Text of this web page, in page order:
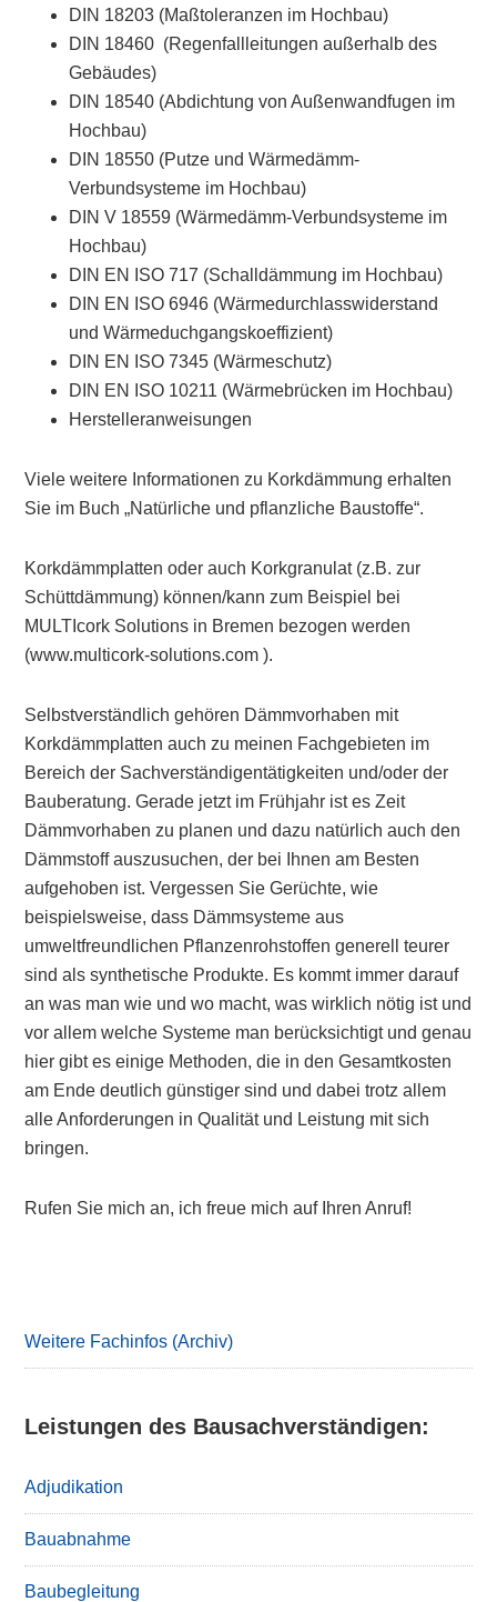
DIN 18203 (Maßtoleranzen im Hochbau)
DIN 18460 (Regenfallleitungen außerhalb des
Gebäudes)
DIN 18540 (Abdichtung von Außenwandfugen im
Hochbau)
DIN 18550 (Putze und Wärmedämm-
Verbundsysteme im Hochbau)
DIN V 18559 (Wärmedämm-Verbundsysteme im
Hochbau)
DIN EN ISO 717 (Schalldämmung im Hochbau)
DIN EN ISO 6946 (Wärmedurchlasswiderstand
und Wärmeduchgangskoeffizient)
DIN EN ISO 7345 (Wärmeschutz)
DIN EN ISO 10211 (Wärmebrücken im Hochbau)
Herstelleranweisungen
Viele weitere Informationen zu Korkdämmung erhalten
Sie im Buch „Natürliche und pflanzliche Baustoffe“.
Korkdämmplatten oder auch Korkgranulat (z.B. zur
Schüttdämmung) können/kann zum Beispiel bei
MULTIcork Solutions in Bremen bezogen werden
(www.multicork-solutions.com ).
Selbstverständlich gehören Dämmvorhaben mit
Korkdämmplatten auch zu meinen Fachgebieten im
Bereich der Sachverständigentätigkeiten und/oder der
Bauberatung. Gerade jetzt im Frühjahr ist es Zeit
Dämmvorhaben zu planen und dazu natürlich auch den
Dämmstoff auszusuchen, der bei Ihnen am Besten
aufgehoben ist. Vergessen Sie Gerüchte, wie
beispielsweise, dass Dämmsysteme aus
umweltfreundlichen Pflanzenrohstoffen generell teurer
sind als synthetische Produkte. Es kommt immer darauf
an was man wie und wo macht, was wirklich nötig ist und
vor allem welche Systeme man berücksichtigt und genau
hier gibt es einige Methoden, die in den Gesamtkosten
am Ende deutlich günstiger sind und dabei trotz allem
alle Anforderungen in Qualität und Leistung mit sich
bringen.
Rufen Sie mich an, ich freue mich auf Ihren Anruf!
Weitere Fachinfos (Archiv)
Leistungen des Bausachverständigen:
Adjudikation
Bauabnahme
Baubegleitung